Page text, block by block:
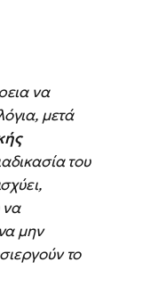
να
μετά
του
να
μην
το